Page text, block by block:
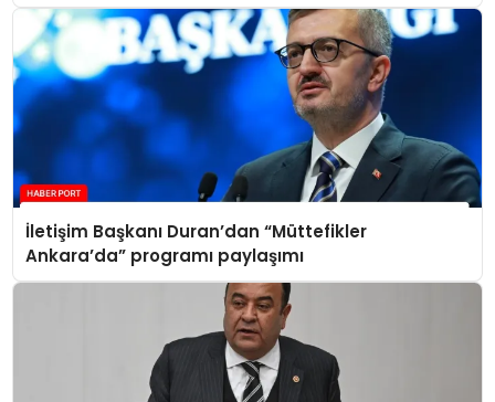
İletişim Başkanı Duran’dan “Müttefikler
Ankara’da” programı paylaşımı